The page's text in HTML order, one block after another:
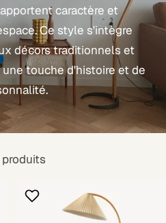
caractère et
Ce style s'intègre
décors traditionnels et
touche d'histoire et de
produits